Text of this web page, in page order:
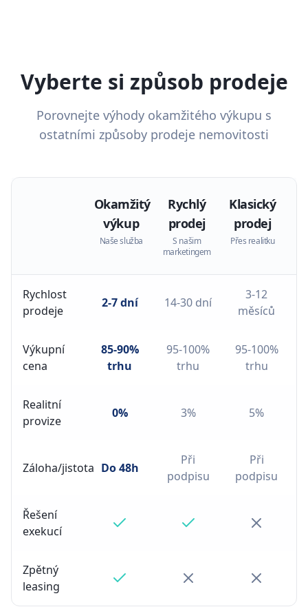
Vyberte si způsob prodeje
Porovnejte výhody okamžitého výkupu s
ostatními způsoby prodeje nemovitosti
Okamžitý
výkup
Naše služba
Rychlý
prodej
S našim
marketingem
Klasický
prodej
Přes realitku
Rychlost
prodeje
2-7 dní 14-30 dní
3-12
měsíců
Výkupní
cena
85-90%
trhu
95-100%
trhu
95-100%
trhu
Realitní
provize
0% 3% 5%
Záloha/jistota Do 48h
Při
podpisu
Při
podpisu
Řešení
exekucí
Zpětný
leasing